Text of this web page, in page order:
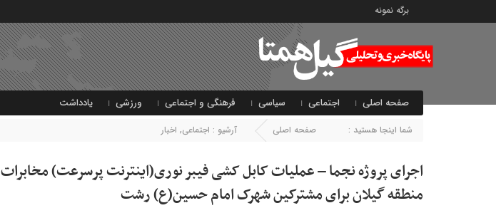
برگه نمونه
صفحه اصلی اجتماعی سیاسی فرهنگی و اجتماعی ورزشی یادداشت
شما اینجا هستید : صفحه اصلی آرشیو : اجتماعی, اخبار
اجرای پروژه نجما – عملیات کابل کشی فیبر نوری(اینترنت پرسرعت) مخابرات
منطقه گیلان برای مشترکین شهرک امام حسین(ع) رشت